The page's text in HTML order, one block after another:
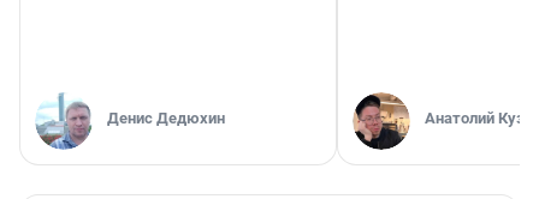
Денис Дедюхин Анатолий